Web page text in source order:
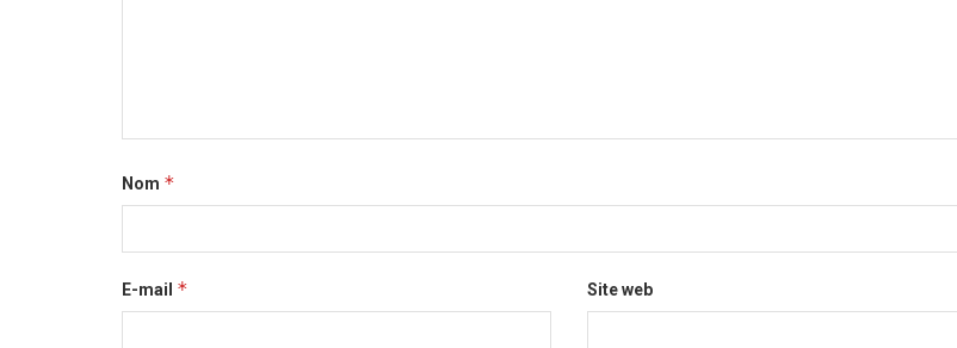
Nom *
E-mail * Site web